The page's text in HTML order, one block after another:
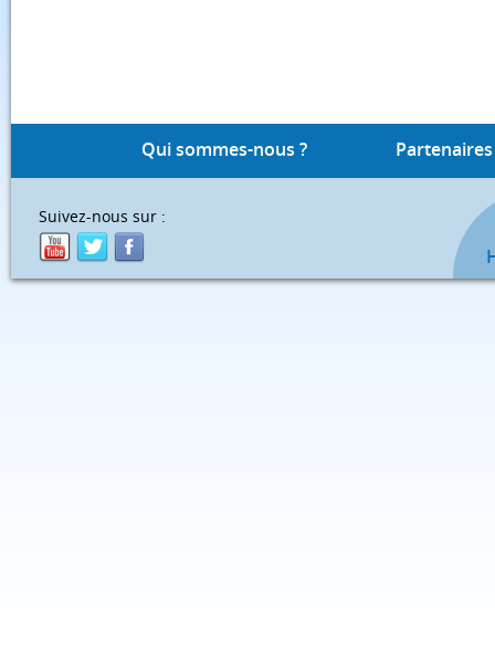
Qui sommes-nous ? Partenaires
Suivez-nous sur :